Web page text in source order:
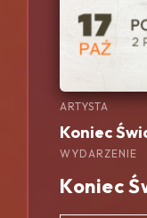
ARTYSTA
Koniec
WYDARZENIE
Koniec